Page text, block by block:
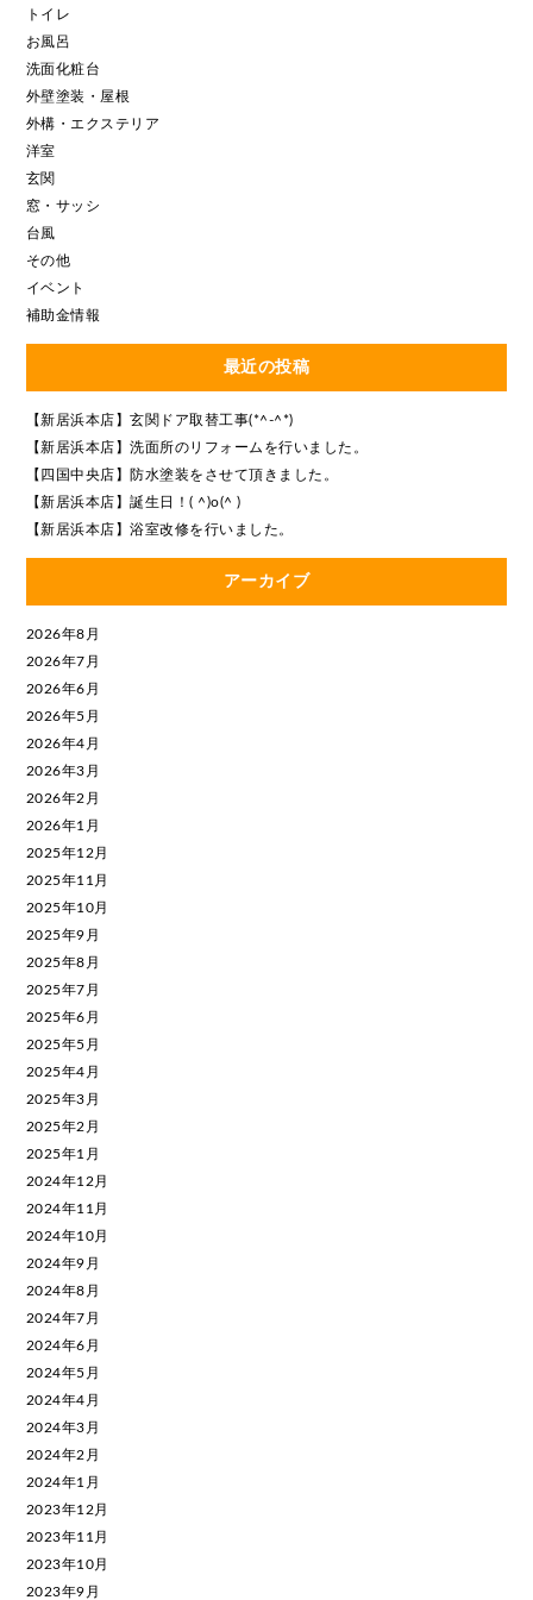
トイレ
お風呂
洗面化粧台
外壁塗装・屋根
外構・エクステリア
洋室
玄関
窓・サッシ
台風
その他
イベント
補助金情報
最近の投稿
【新居浜本店】玄関ドア取替工事(*^-^*)
【新居浜本店】洗面所のリフォームを行いました。
【四国中央店】防水塗装をさせて頂きました。
【新居浜本店】誕生日！( ^)o(^ )
【新居浜本店】浴室改修を行いました。
アーカイブ
2026年8月
2026年7月
2026年6月
2026年5月
2026年4月
2026年3月
2026年2月
2026年1月
2025年12月
2025年11月
2025年10月
2025年9月
2025年8月
2025年7月
2025年6月
2025年5月
2025年4月
2025年3月
2025年2月
2025年1月
2024年12月
2024年11月
2024年10月
2024年9月
2024年8月
2024年7月
2024年6月
2024年5月
2024年4月
2024年3月
2024年2月
2024年1月
2023年12月
2023年11月
2023年10月
2023年9月